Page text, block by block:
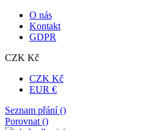
O nás
Kontakt
GDPR
CZK Kč
CZK Kč
EUR €
Seznam přání ()
Porovnat ()